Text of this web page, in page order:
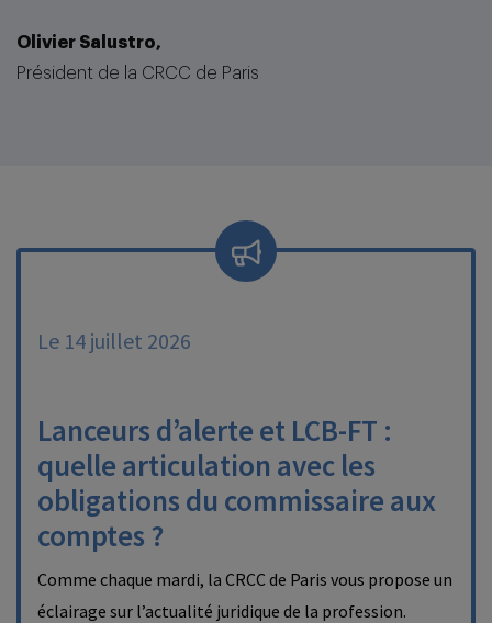
Olivier Salustro,
Président de la CRCC de Paris
Le 14 juillet 2026
Lanceurs d’alerte et LCB-FT :
quelle articulation avec les
obligations du commissaire aux
comptes ?
Comme chaque mardi, la CRCC de Paris vous propose un
éclairage sur l’actualité juridique de la profession.